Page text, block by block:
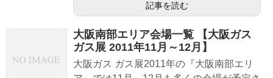
記事を読む
大阪南部エリア会場一覧 【大阪ガス
ガス展 2011年11月～12月】
大阪ガス ガス展2011年の『大阪南部エリ